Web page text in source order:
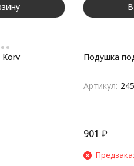
Korv Подушка
Артикул:
901 ₽